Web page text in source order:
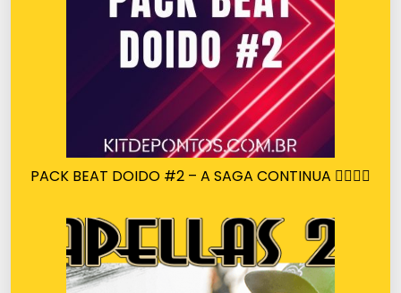
PACK BEAT DOIDO #2 – A SAGA CONTINUA 🤷‍♂️🤷‍♂️